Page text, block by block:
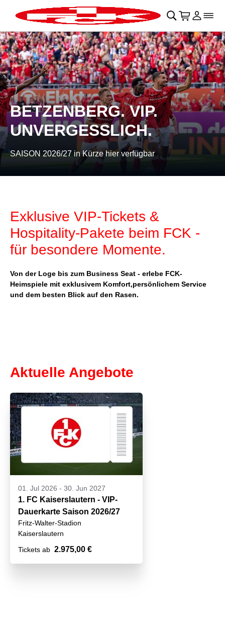
Navigation überspringen􀄫
􀊫 􀍩 Login
􀉩􀌇
BETZENBERG. VIP.
UNVERGESSLICH.
SAISON 2026/27 in Kürze hier verfügbar
Exklusive VIP-Tickets &
Hospitality-Pakete beim FCK -
für besondere Momente.
Von der Loge bis zum Business Seat - erlebe FCK-
Heimspiele mit exklusivem Komfort,persönlichem Service
und dem besten Blick auf den Rasen.
Aktuelle Angebote
01. Jul 2026 - 30. Jun 2027
1. FC Kaiserslautern - VIP-
Dauerkarte Saison 2026/27
Fritz-Walter-Stadion
Kaiserslautern
Tickets ab 2.975,00 €